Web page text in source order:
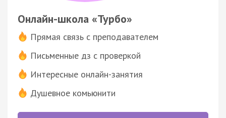
Онлайн-школа «Турбо»
Прямая связь с преподавателем
Письменные дз с проверкой
Интересные онлайн-занятия
Душевное комьюнити